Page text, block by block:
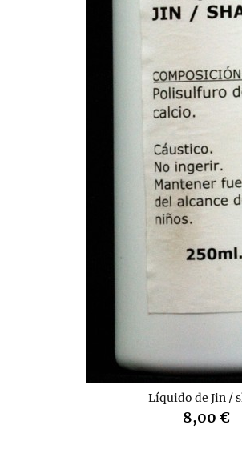
Líquido de Jin /
8,00 €